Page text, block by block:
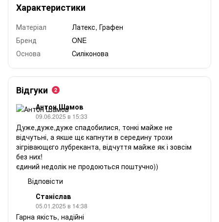
Характеристики
Матеріал
Латекс, Графен
Бренд
ONE
Основа
Силіконова
Відгуки 2
Антон Шамов
09.06.2025 в 15:33
Дуже,дуже,дуже спадобилися, тонкі майже не
відчутьні, а якше щє капнути в середину трохи
зігрівающєго лубреканта, відчуття майже як і зовсім
без них!
єдиний недолік не продоються поштучно))
Відповісти
Станіслав
05.01.2025 в 14:38
Гарна якість, надійні